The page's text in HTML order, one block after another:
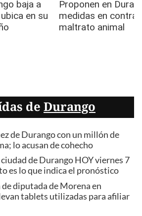
de Durango
de Durango con un millón de
lo acusan de cohecho
de Durango HOY viernes 7
es lo que indica el pronóstico
diputada de Morena en
tablets utilizadas para afiliar